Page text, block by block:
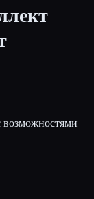
возможностями